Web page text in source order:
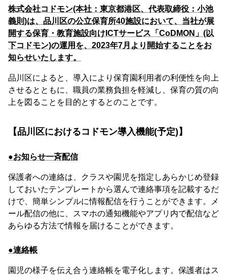
株式会社コドモン(本社：東京都港区、代表取締役：小池
義則)は、品川区の公立保育所40施設において、当社が展
開する保育・教育施設向けICTサービス「CoDMON」(以
下コドモン)の運用を、2023年7月より開始することをお
知らせいたします。
品川区によると、導入により保育園利用者の利便性を向上
させるとともに、職員の業務負担を軽減し、保育の質の向
上を図ることを目的とするとのことです。
【品川区におけるコドモン導入機能(予定)】
●お知らせ一斉配信
保護者への連絡は、クラスや園児を指定しあらかじめ登録
しておいたテンプレートから選んで連絡事項を記載するだ
けで、簡単シンプルに情報配信を行うことができます。メ
ール配信の他に、スマホの通知機能やアプリ内で配信など
あらゆる方法で情報を届けることができます。
●連絡帳
園児の様子を伝え合う連絡帳を電子化します。保護者はス